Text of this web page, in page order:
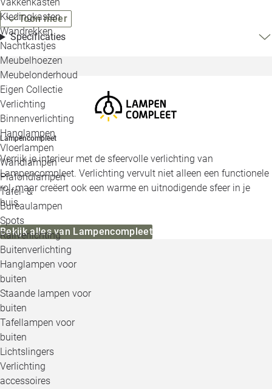
Kledingkasten
Wandrekken
Nachtkastjes
Meubelhoezen
Meubelonderhoud
Eigen Collectie
Verlichting
Binnenverlichting
Hanglampen
Vloerlampen
Wandlampen
Plafondlampen
Tafel- &
Bureaulampen
Spots
Railverlichting
Buitenverlichting
Hanglampen voor
buiten
Staande lampen voor
buiten
Tafellampen voor
buiten
Lichtslingers
Verlichting
accessoires
Toon meer
Specificaties
Lampencompleet
Verrijk je interieur met de sfeervolle verlichting van
Lampencompleet. Verlichting vervult niet alleen een functionele
rol, maar creëert ook een warme en uitnodigende sfeer in je
huis.
Bekijk alles van Lampencompleet